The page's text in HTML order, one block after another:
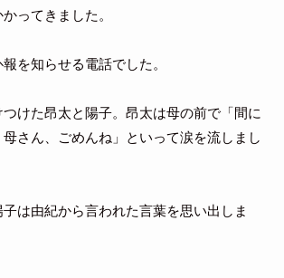
ってきました。
を知らせる電話でした。
けた昂太と陽子。昂太は母の前で「間に
さん、ごめんね」といって涙を流しまし
は由紀から言われた言葉を思い出しま